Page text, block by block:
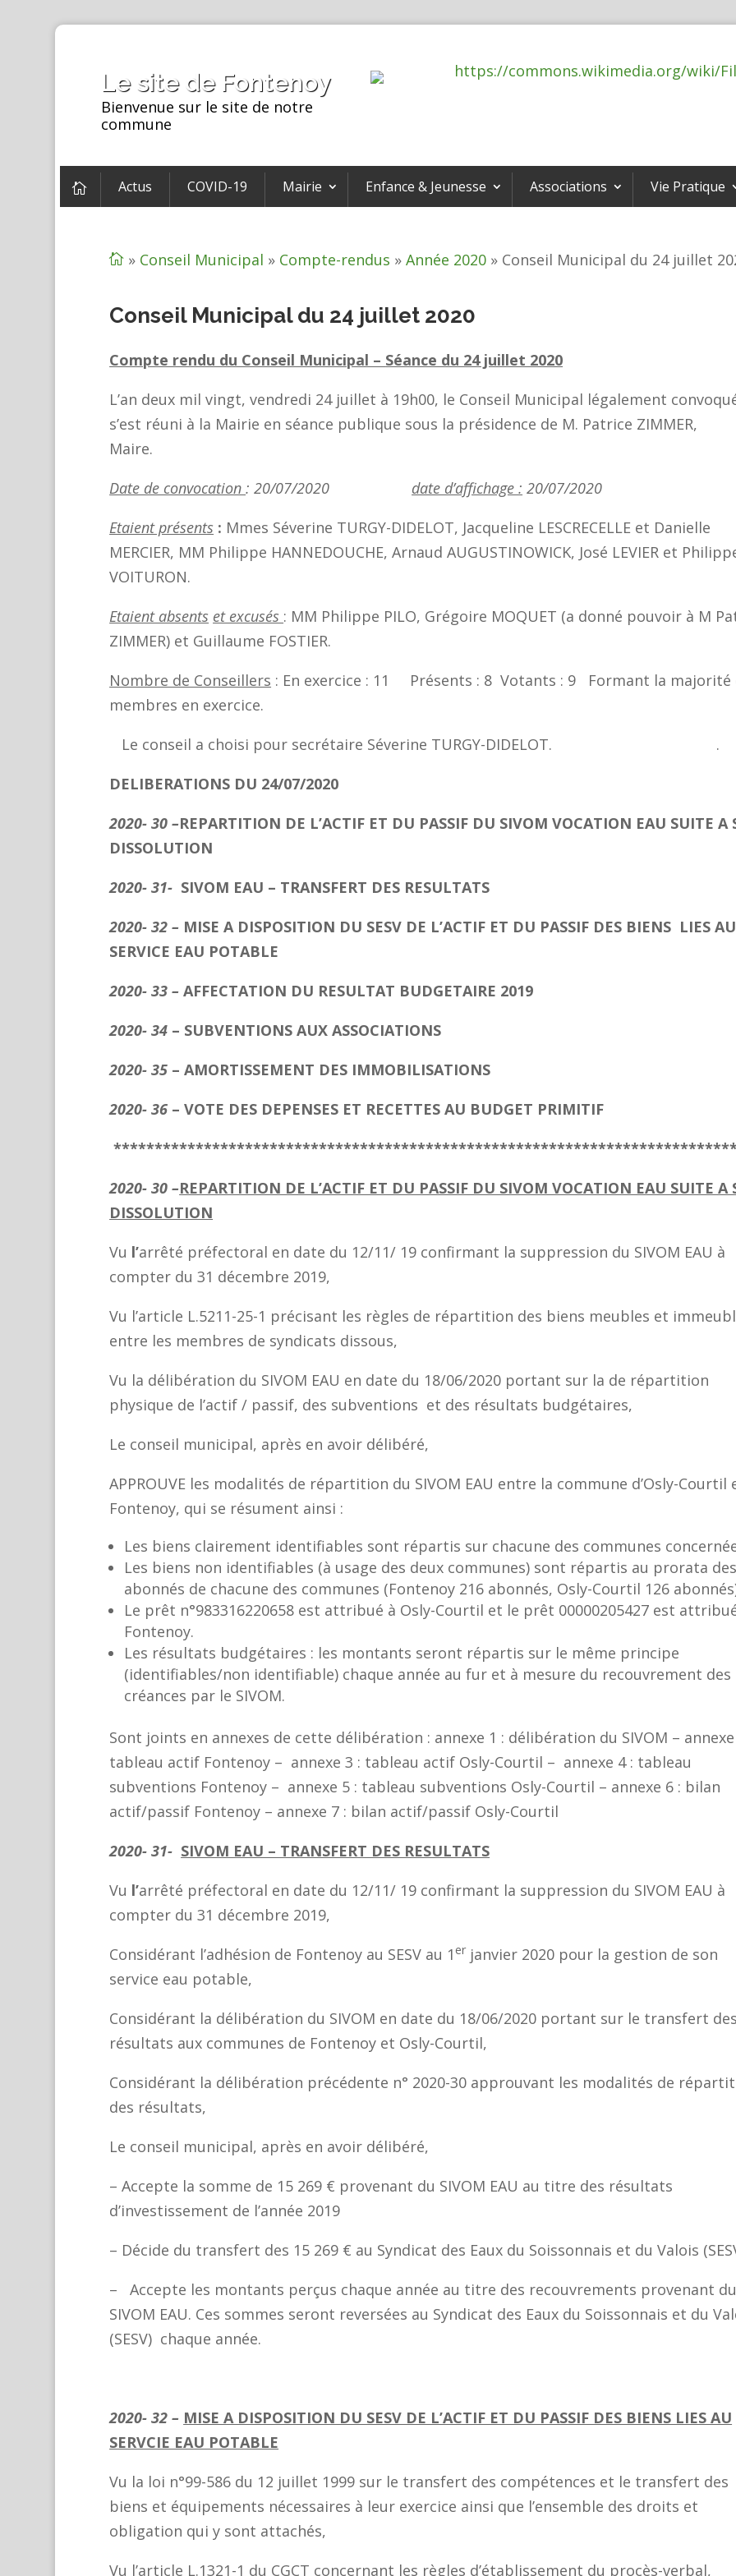
Le site de Fontenoy
Bienvenue sur le site de notre
commune
 Actus COVID-19 Mairie Enfance & Jeunesse Associations Vie Pratique
 » Conseil Municipal » Compte-rendus »Année 2020 » Conseil Municipal du 24 juillet
Conseil Municipal du 24 juillet 2020
Compte rendu du Conseil Municipal – Séance du 24 juillet 2020
L’an deux mil vingt, vendredi 24 juillet à 19h00, le Conseil Municipal légalement
s’est réuni à la Mairie en séance publique sous la présidence de M. Patrice ZIMMER,
Maire.
Date de convocation: 20/07/2020 date d’affichage : 20/07/2020
Etaient présents : Mmes Séverine TURGY-DIDELOT, Jacqueline LESCRECELLE et Danielle
MERCIER, MM Philippe HANNEDOUCHE, Arnaud AUGUSTINOWICK, José LEVIER et
VOITURON.
Etaient absents et excusés : MM Philippe PILO, Grégoire MOQUET (a donné pouvoir à M
ZIMMER) et Guillaume FOSTIER.
Nombre de Conseillers : En exercice : 11 Présents : 8 Votants : 9 Formant la majorité
membres en exercice.
Le conseil a choisi pour secrétaire Séverine TURGY-DIDELOT. .
DELIBERATIONS DU 24/07/2020
2020- 30 –REPARTITION DE L’ACTIF ET DU PASSIF DU SIVOM VOCATION EAU SUITE A
DISSOLUTION
2020- 31- SIVOM EAU – TRANSFERT DES RESULTATS
2020- 32 – MISE A DISPOSITION DU SESV DE L’ACTIF ET DU PASSIF DES BIENS LIES AU
SERVICE EAU POTABLE
2020- 33 –AFFECTATION DU RESULTAT BUDGETAIRE 2019
2020- 34 – SUBVENTIONS AUX ASSOCIATIONS
2020- 35 – AMORTISSEMENT DES IMMOBILISATIONS
2020- 36 – VOTE DES DEPENSES ET RECETTES AU BUDGET PRIMITIF
2020- 30 –REPARTITION DE L’ACTIF ET DU PASSIF DU SIVOM VOCATION EAU SUITE A
DISSOLUTION
Vu l’arrêté préfectoral en date du 12/11/ 19 confirmant la suppression du SIVOM EAU à
compter du 31 décembre 2019,
Vu l’article L.5211-25-1 précisant les règles de répartition des biens meubles et
entre les membres de syndicats dissous,
Vu la délibération du SIVOM EAU en date du 18/06/2020 portant sur la de répartition
physique de l’actif / passif, des subventions et des résultats budgétaires,
Le conseil municipal, après en avoir délibéré,
APPROUVE les modalités de répartition du SIVOM EAU entre la commune d’Osly-Courtil
Fontenoy, qui se résument ainsi :
Les biens clairement identifiables sont répartis sur chacune des communes
Les biens non identifiables (à usage des deux communes) sont répartis au prorata des
abonnés de chacune des communes (Fontenoy 216 abonnés, Osly-Courtil 126
Le prêt n°983316220658 est attribué à Osly-Courtil et le prêt 00000205427 est
Fontenoy.
Les résultats budgétaires : les montants seront répartis sur le même principe
(identifiables/non identifiable) chaque année au fur et à mesure du recouvrement des
créances par le SIVOM.
Sont joints en annexes de cette délibération : annexe 1 : délibération du SIVOM – annexe
tableau actif Fontenoy – annexe 3 : tableau actif Osly-Courtil – annexe 4 : tableau
subventions Fontenoy – annexe 5 : tableau subventions Osly-Courtil – annexe 6 : bilan
actif/passif Fontenoy – annexe 7 : bilan actif/passif Osly-Courtil
2020- 31- SIVOM EAU – TRANSFERT DES RESULTATS
Vu l’arrêté préfectoral en date du 12/11/ 19 confirmant la suppression du SIVOM EAU à
compter du 31 décembre 2019,
Considérant l’adhésion de Fontenoy au SESV au 1 erjanvier 2020 pour la gestion de son
service eau potable,
Considérant la délibération du SIVOM en date du 18/06/2020 portant sur le transfert des
résultats aux communes de Fontenoy et Osly-Courtil,
Considérant la délibération précédente n° 2020-30 approuvant les modalités de
des résultats,
Le conseil municipal, après en avoir délibéré,
– Accepte la somme de 15 269 € provenant du SIVOM EAU au titre des résultats
d’investissement de l’année 2019
– Décide du transfert des 15 269 € au Syndicat des Eaux du Soissonnais et du Valois
– Accepte les montants perçus chaque année au titre des recouvrements provenant du
SIVOM EAU. Ces sommes seront reversées au Syndicat des Eaux du Soissonnais et du
(SESV) chaque année.
2020- 32 – MISE A DISPOSITION DU SESV DE L’ACTIF ET DU PASSIF DES BIENS LIES AU
SERVCIE EAU POTABLE
Vu la loi n°99-586 du 12 juillet 1999 sur le transfert des compétences et le transfert des
biens et équipements nécessaires à leur exercice ainsi que l’ensemble des droits et
obligation qui y sont attachés,
Vu l’article L.1321-1 du CGCT concernant les règles d’établissement du procès-verbal,